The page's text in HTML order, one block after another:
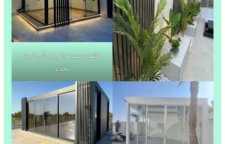
تكلفة تصميم الغرف الزجاجية
بجدة